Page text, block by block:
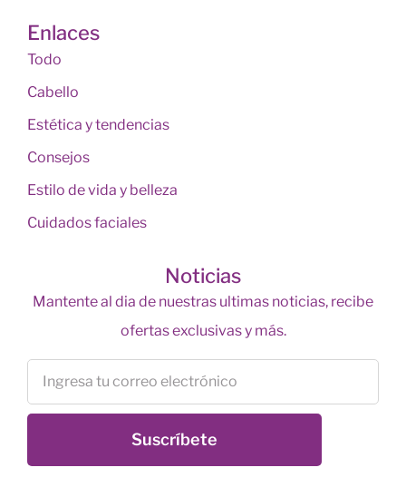
Enlaces
Todo
Cabello
Estética y tendencias
Consejos
Estilo de vida y belleza
Cuidados faciales
Noticias
Mantente al dia de nuestras ultimas noticias, recibe
ofertas exclusivas y más.
Suscríbete